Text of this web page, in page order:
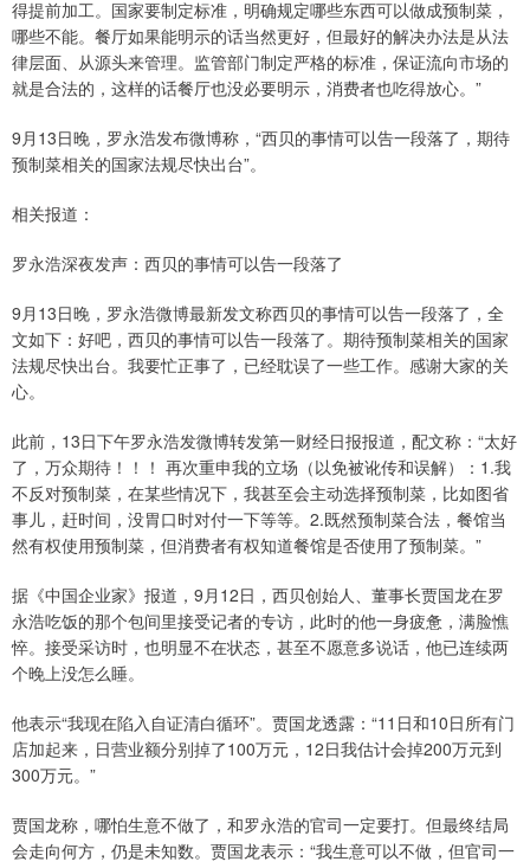
得提前加工。国家要制定标准，明确规定哪些东西可以做成预制菜，
哪些不能。餐厅如果能明示的话当然更好，但最好的解决办法是从法
律层面、从源头来管理。监管部门制定严格的标准，保证流向市场的
就是合法的，这样的话餐厅也没必要明示，消费者也吃得放心。”
9月13日晚，罗永浩发布微博称，“西贝的事情可以告一段落了，期待
预制菜相关的国家法规尽快出台”。
相关报道：
罗永浩深夜发声：西贝的事情可以告一段落了
9月13日晚，罗永浩微博最新发文称西贝的事情可以告一段落了，全
文如下：好吧，西贝的事情可以告一段落了。期待预制菜相关的国家
法规尽快出台。我要忙正事了，已经耽误了一些工作。感谢大家的关
心。
此前，13日下午罗永浩发微博转发第一财经日报报道，配文称：“太好
了，万众期待！！！ 再次重申我的立场（以免被讹传和误解）：1.我
不反对预制菜，在某些情况下，我甚至会主动选择预制菜，比如图省
事儿，赶时间，没胃口时对付一下等等。2.既然预制菜合法，餐馆当
然有权使用预制菜，但消费者有权知道餐馆是否使用了预制菜。”
据《中国企业家》报道，9月12日，西贝创始人、董事长贾国龙在罗
永浩吃饭的那个包间里接受记者的专访，此时的他一身疲惫，满脸憔
悴。接受采访时，也明显不在状态，甚至不愿意多说话，他已连续两
个晚上没怎么睡。
他表示“我现在陷入自证清白循环”。贾国龙透露：“11日和10日所有门
店加起来，日营业额分别掉了100万元，12日我估计会掉200万元到
300万元。”
贾国龙称，哪怕生意不做了，和罗永浩的官司一定要打。但最终结局
会走向何方，仍是未知数。贾国龙表示：“我生意可以不做，但官司一